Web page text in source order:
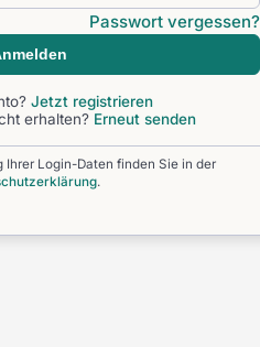
Passwort vergessen?
Jetzt registrieren
erhalten? Erneut senden
Ihrer Login-Daten finden Sie in der
.